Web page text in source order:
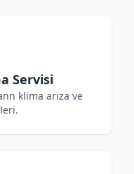
Servisi
klima arıza ve